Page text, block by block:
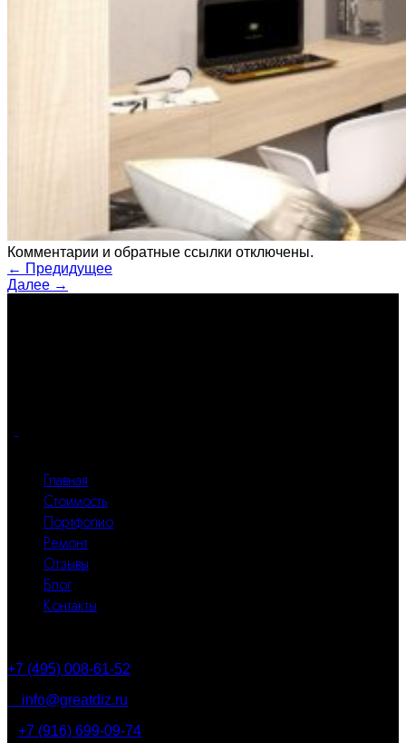
Комментарии и обратные ссылки отключены.
← Предидущее
Далее →
Главная
Стоимость
Портфолио
Ремонт
Отзывы
Блог
Контакты
+7 (495) 008-61-52
info@greatdiz.ru
+7 (916) 699-09-74